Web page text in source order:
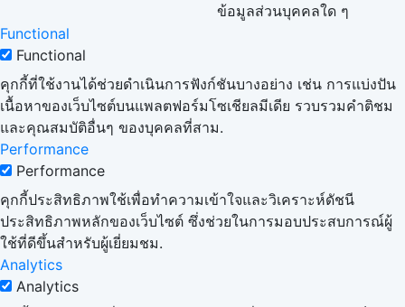
ข้อมูลส่วนบุคคลใด ๆ
Functional
Functional
คุกกี้ที่ใช้งานได้ช่วยดำเนินการฟังก์ชันบางอย่าง เช่น การแบ่งปัน
เนื้อหาของเว็บไซต์บนแพลตฟอร์มโซเชียลมีเดีย รวบรวมคำติชม
และคุณสมบัติอื่นๆ ของบุคคลที่สาม.
Performance
Performance
คุกกี้ประสิทธิภาพใช้เพื่อทำความเข้าใจและวิเคราะห์ดัชนี
ประสิทธิภาพหลักของเว็บไซต์ ซึ่งช่วยในการมอบประสบการณ์ผู้
ใช้ที่ดีขึ้นสำหรับผู้เยี่ยมชม.
Analytics
Analytics